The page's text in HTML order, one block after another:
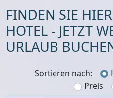
FINDEN SIE
HOTEL - JETZT
URLAUB
Sortieren nach:
Preis